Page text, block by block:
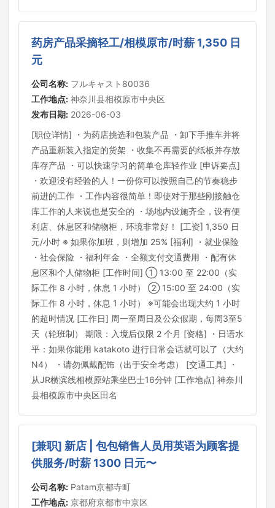
药房产品采摘轻工/相模原市/时薪 1,350 日
元
公司名称: フルキャスト80036
工作地点: 神奈川县相模原市中央区
发布日期: 2026-06-03
[职位详情] ・为药店挑选和包装产品 ・卸下手推车并将
产品重新装入指定的货架 ・收集不再需要的纸板并存放
库存产品 ・可以快速学习的简单仓库轻作业 [申诉要点]
・欢迎没有经验的人！一份你可以按照自己的节奏稳步
前进的工作 ・工作内容很简单！即使对于那些刚接触仓
库工作的人来说也是安全的 ・场地内设施齐全，设有便
利店、休息区和储物柜，环境非常好！ [工资] 1,350 日
元/小时 ※ 如果你加班，则增加 25% [福利] ・就业保险
・社会保险 ・福利年金 ・全额支付交通费用 ・配有休
息区和个人储物柜 [工作时间] ① 13:00 至 22:00（实
际工作 8 小时，休息 1 小时） ② 15:00 至 24:00（实
际工作 8 小时，休息 1 小时） ※可能会出现大约 1 小时
的超时情况 [工作日] 周一至周日及公众假期，每周3至5
天（轮班制） 期限：入境后仅限 2 个月 [资格] ・日语水
平：如果你能用 katakoto 进行日常会话就可以了（大约
N4） ・请勿佩戴配饰（出于安全考虑） [交通工具] ・
从JR横滨线相模原站乘坐巴士16分钟 [工作地点] 神奈川
县相模原市中央区田名
[兼职] 新店 | 包包销售人员用英语为顾客提
供服务/时薪 1300 日元〜
公司名称: Patam京都寺町
工作地点: 京都府京都市中京区